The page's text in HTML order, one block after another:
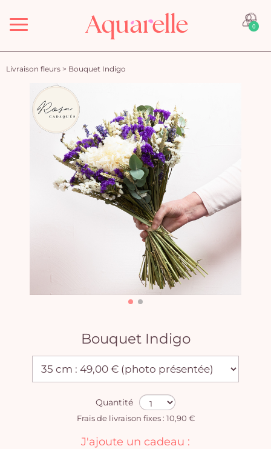
Menu 0
Livraison fleurs > Bouquet Indigo
Bouquet Indigo
Quantité
Frais de livraison fixes : 10,90 €
J'ajoute un cadeau :